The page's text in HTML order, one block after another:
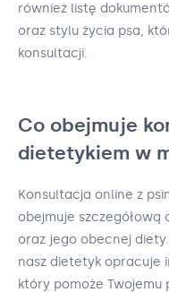
również listę
oraz stylu życia psa,
konsultacji.
Co obejmuje
dietetykiem w
Konsultacja online z
obejmuje szczegółową
oraz jego obecnej
nasz dietetyk opracuje
który pomoże